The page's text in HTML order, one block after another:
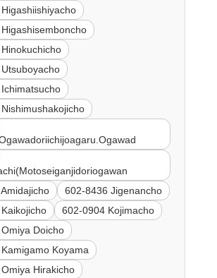
602-8436 Jigenancho
602-0904 Kojimacho
Doicho
Koyama
Hirakicho